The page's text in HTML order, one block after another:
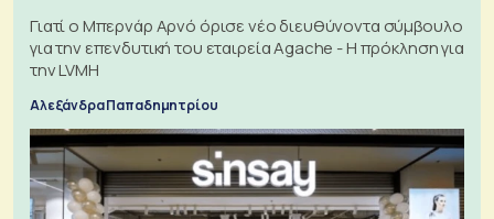
Γιατί ο Μπερνάρ Αρνό όρισε νέο διευθύνοντα σύμβουλο
για την επενδυτική του εταιρεία Agache - Η πρόκληση για
την LVMH
Αλεξάνδρα Παπαδημητρίου